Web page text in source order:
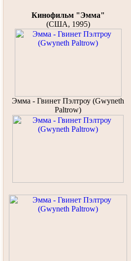
Кинофильм "Эмма"
(США, 1995)
Эмма - Гвинет Пэлтроу (Gwyneth
Paltrow)